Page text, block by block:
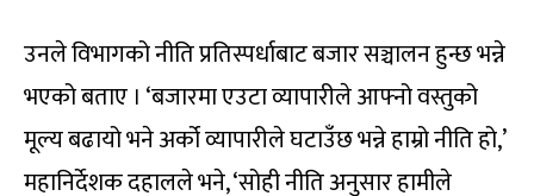
उनले विभागको नीति प्रतिस्पर्धाबाट बजार सञ्चालन हुन्छ भन्ने
भएको बताए । ‘बजारमा एउटा व्यापारीले आफ्नो वस्तुको
मूल्य बढायो भने अर्को व्यापारीले घटाउँछ भन्ने हाम्रो नीति हो,’
महानिर्देशक दहालले भने, ‘सोही नीति अनुसार हामीले